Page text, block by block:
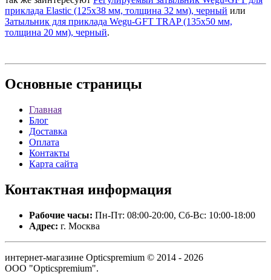
приклада Elastic (125х38 мм, толщина 32 мм), черный или
Затыльник для приклада Wegu-GFT TRAP (135х50 мм,
толщина 20 мм), черный.
Основные страницы
Главная
Блог
Доставка
Оплата
Контакты
Карта сайта
Контактная информация
Рабочие часы: Пн-Пт: 08:00-20:00, Сб-Вс: 10:00-18:00
Адрес: г. Москва
интернет-магазине Opticspremium © 2014 - 2026
ООО "Opticspremium".